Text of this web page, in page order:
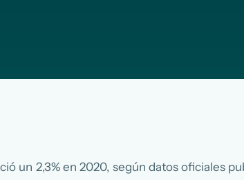
un 2,3% en 2020, según datos oficiales